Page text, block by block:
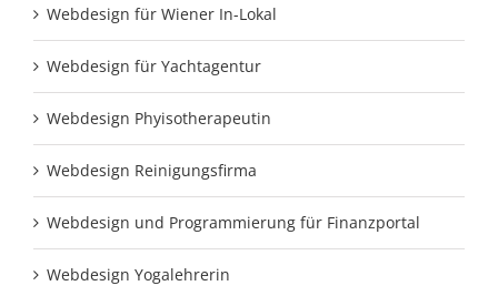
Webdesign für Wiener In-Lokal
Webdesign für Yachtagentur
Webdesign Phyisotherapeutin
Webdesign Reinigungsfirma
Webdesign und Programmierung für Finanzportal
Webdesign Yogalehrerin